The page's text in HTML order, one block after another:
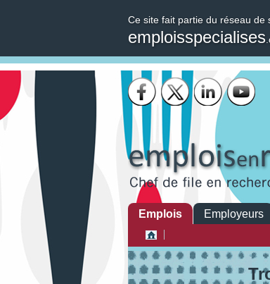
Ce site fait partie du réseau de
emploisspecialises
Emplois Employeurs